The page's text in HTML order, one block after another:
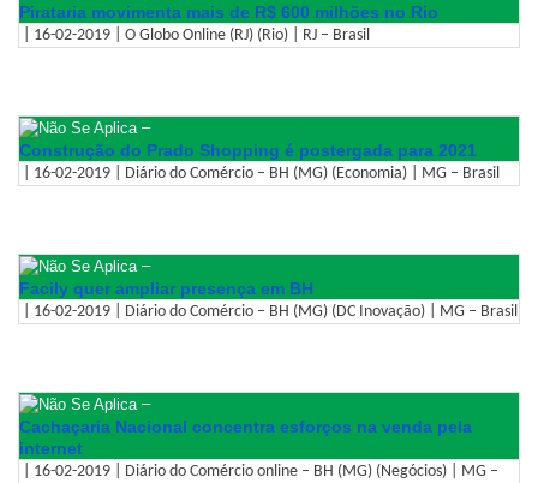
Pirataria movimenta mais de R$ 600 milhões no Rio
| 16-02-2019 | O Globo Online (RJ) (Rio) | RJ – Brasil
–
Construção do Prado Shopping é postergada para 2021
| 16-02-2019 | Diário do Comércio – BH (MG) (Economia) | MG – Brasil
–
Facily quer ampliar presença em BH
| 16-02-2019 | Diário do Comércio – BH (MG) (DC Inovação) | MG – Brasil
–
Cachaçaria Nacional concentra esforços na venda pela
internet
| 16-02-2019 | Diário do Comércio online – BH (MG) (Negócios) | MG –